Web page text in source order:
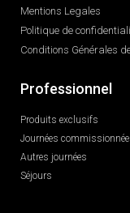
Mentions Legales
Politique de
Conditions Générales
Professionnel
Produits exclusifs
Journées
Autres journées
Séjours